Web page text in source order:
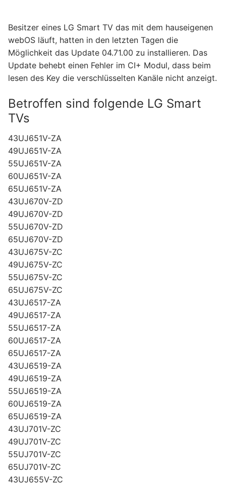
Besitzer eines LG Smart TV das mit dem hauseigenen
webOS läuft, hatten in den letzten Tagen die
Möglichkeit das Update 04.71.00 zu installieren. Das
Update behebt einen Fehler im CI+ Modul, dass beim
lesen des Key die verschlüsselten Kanäle nicht anzeigt.
Betroffen sind folgende LG Smart
TVs
43UJ651V-ZA
49UJ651V-ZA
55UJ651V-ZA
60UJ651V-ZA
65UJ651V-ZA
43UJ670V-ZD
49UJ670V-ZD
55UJ670V-ZD
65UJ670V-ZD
43UJ675V-ZC
49UJ675V-ZC
55UJ675V-ZC
65UJ675V-ZC
43UJ6517-ZA
49UJ6517-ZA
55UJ6517-ZA
60UJ6517-ZA
65UJ6517-ZA
43UJ6519-ZA
49UJ6519-ZA
55UJ6519-ZA
60UJ6519-ZA
65UJ6519-ZA
43UJ701V-ZC
49UJ701V-ZC
55UJ701V-ZC
65UJ701V-ZC
43UJ655V-ZC